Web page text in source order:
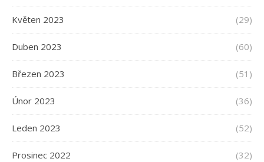
Květen 2023 (29)
Duben 2023 (60)
Březen 2023 (51)
Únor 2023 (36)
Leden 2023 (52)
Prosinec 2022 (32)